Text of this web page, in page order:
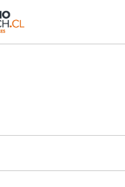
directamente al
Radio y TV Usach